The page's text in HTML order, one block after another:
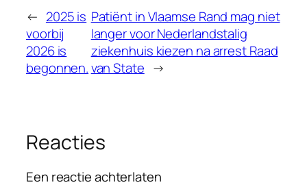
← 2025 is
voorbij
2026 is
begonnen.
Patiënt in Vlaamse Rand mag niet
langer voor Nederlandstalig
ziekenhuis kiezen na arrest Raad
van State →
Reacties
Een reactie achterlaten